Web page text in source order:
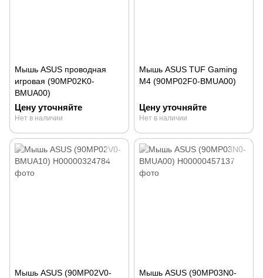
Мышь ASUS проводная
игровая (90MP02K0-
BMUA00)
Цену уточняйте
Нет в наличии
Мышь ASUS TUF Gaming
M4 (90MP02F0-BMUA00)
Цену уточняйте
Нет в наличии
Мышь ASUS (90MP02V0-
Мышь ASUS (90MP03N0-